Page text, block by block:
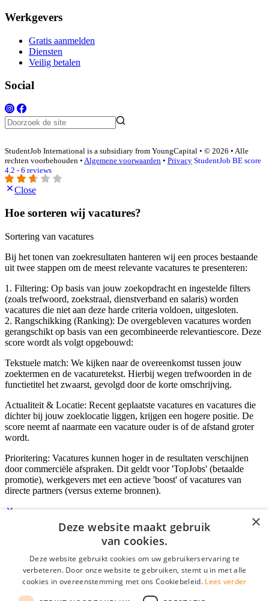
Werkgevers
Gratis aanmelden
Diensten
Veilig betalen
Social
StudentJob International is a subsidiary from YoungCapital • © 2026 • Alle
rechten voorbehouden • Algemene voorwaarden • Privacy StudentJob BE score
4.2 - 6 reviews
Close
Hoe sorteren wij vacatures?
Sortering van vacatures
Bij het tonen van zoekresultaten hanteren wij een proces bestaande
uit twee stappen om de meest relevante vacatures te presenteren:
1. Filtering: Op basis van jouw zoekopdracht en ingestelde filters
(zoals trefwoord, zoekstraal, dienstverband en salaris) worden
vacatures die niet aan deze harde criteria voldoen, uitgesloten.
2. Rangschikking (Ranking): De overgebleven vacatures worden
gerangschikt op basis van een gecombineerde relevantiescore. Deze
score wordt als volgt opgebouwd:
Tekstuele match: We kijken naar de overeenkomst tussen jouw
zoektermen en de vacaturetekst. Hierbij wegen trefwoorden in de
functietitel het zwaarst, gevolgd door de korte omschrijving.
Actualiteit & Locatie: Recent geplaatste vacatures en vacatures die
dichter bij jouw zoeklocatie liggen, krijgen een hogere positie. De
score neemt af naarmate een vacature ouder is of de afstand groter
wordt.
Prioritering: Vacatures kunnen hoger in de resultaten verschijnen
door commerciële afspraken. Dit geldt voor 'TopJobs' (betaalde
promotie), werkgevers met een actieve 'boost' of vacatures van
directe partners (versus externe bronnen).
Inloggen als bedrijf
E-mail*
Wachtwoord
×
Deze website maakt gebruik
van cookies.
Deze website gebruikt cookies om uw gebruikerservaring te
verbeteren. Door onze website te gebruiken, stemt u in met alle
cookies in overeenstemming met ons Cookiebeleid. Lees verder